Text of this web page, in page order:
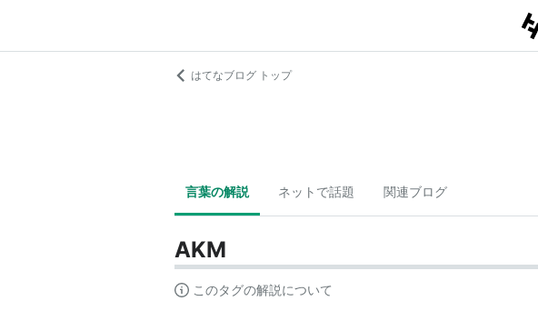
はてなブログ トップ
言葉の解説 ネットで話題 関連ブログ
AKM
このタグの解説について